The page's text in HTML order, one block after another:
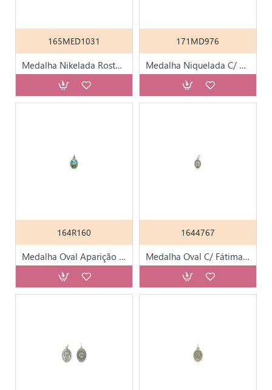
165MED1031
Medalha Nikelada Rosto Vs Aparição de Fátima 3cm
171MD976
Medalha Niquelada C/ Sagrado Coração de Jesus
164R160
Medalha Oval Aparição Colorida Vs Pomba da Paz
1644767
Medalha Oval C/ Fátima Prateada